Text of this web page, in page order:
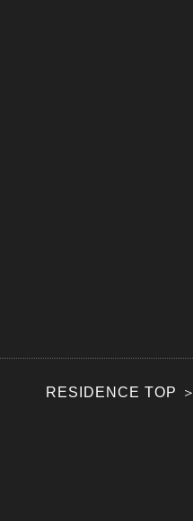
RESIDENCE TOP ＞